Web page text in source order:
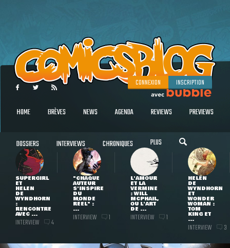
CONNEXION INSCRIPTION
HOME BRÈVES NEWS AGENDA REVIEWS PREVIEWS
DOSSIERS INTERVIEWS CHRONIQUES PLUS
SUPERGIRL
ET
HELEN
DE
WYNDHORN
:
RENCONTRE
AVEC ...
INTERVIEW 4
"CHAQUE
AUTEUR
S'INSPIRE
DU
MONDE
RÉEL" :
...
INTERVIEW 1
L'AMOUR
ET LA
VERMINE
: WILL
MCPHAIL,
OU L'ART
DE ...
INTERVIEW 1
HELEN
DE
WYNDHORN
ET
WONDER
WOMAN :
TOM
KING ET
...
INTERVIEW 3